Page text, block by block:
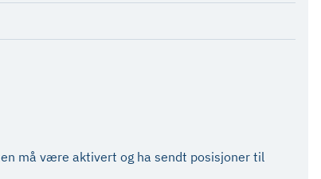
må være aktivert og ha sendt posisjoner til